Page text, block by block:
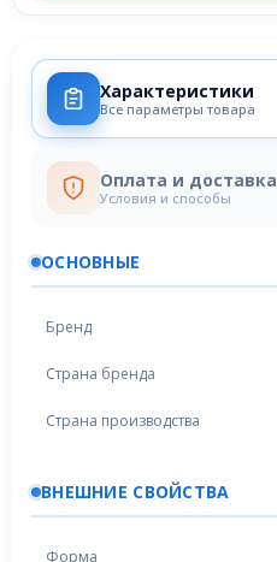
Характеристики
Все параметры товара
Оплата и доставка
Условия и способы
ОСНОВНЫЕ
Бренд
Страна бренда
Страна производства
ВНЕШНИЕ СВОЙСТВА
Форма